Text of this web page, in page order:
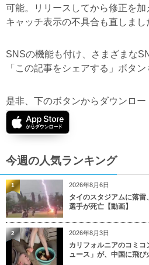
可能。リリースしてから修正を
キャッチ表示の不具合も直しまし
SNSの機能も付け、さまざまな
「この記事をシェアする」ボタン
是非、下のボタンからダウンロー
今週の人気ランキング
2026年8月6日
タイのスタジアムに落雷
選手が死亡【動画】
1
2026年8月3日
カリフォルニアのコミ
ュース」が、中国に飛び
2